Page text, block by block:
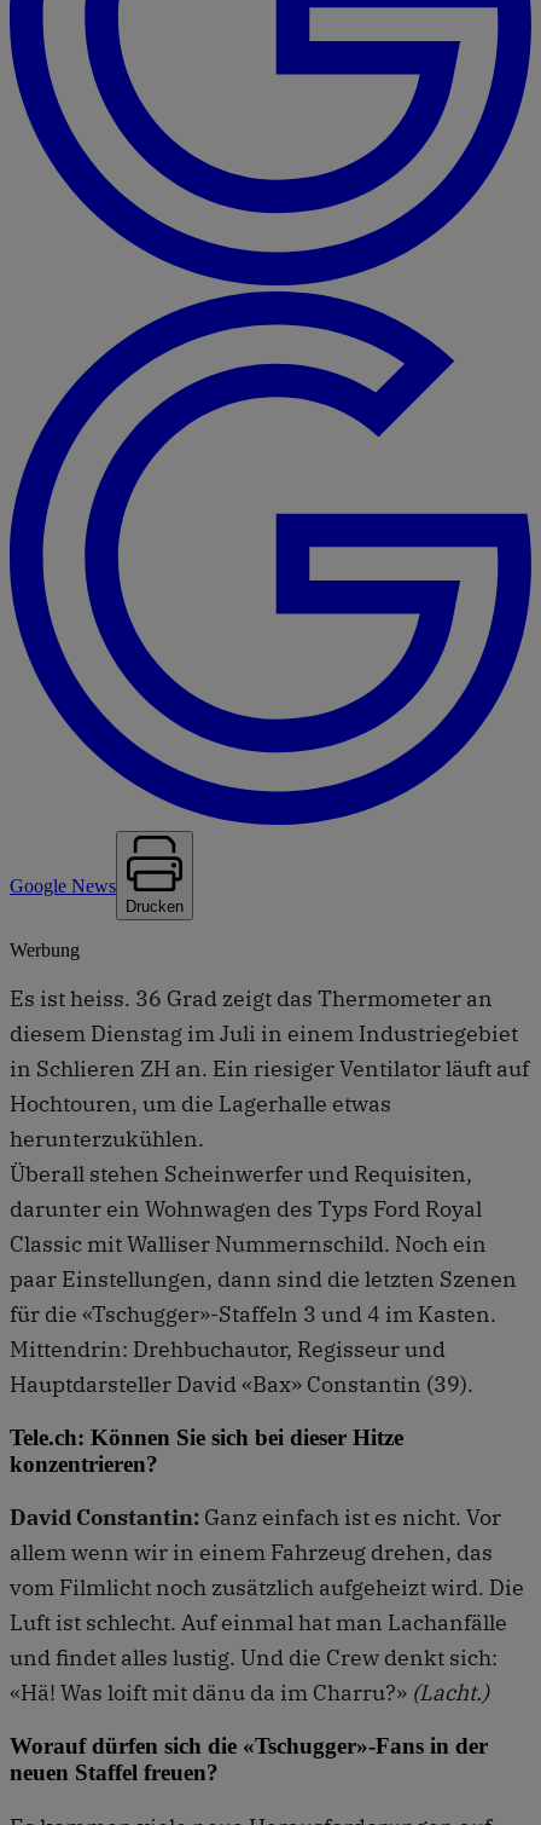
Google News
Drucken
Werbung
Es ist heiss. 36 Grad zeigt das Thermometer an
diesem Dienstag im Juli in einem Industriegebiet
in Schlieren ZH an. Ein riesiger Ventilator läuft auf
Hochtouren, um die Lagerhalle etwas
herunterzukühlen.
Überall stehen Scheinwerfer und Requisiten,
darunter ein Wohnwagen des Typs Ford Royal
Classic mit Walliser Nummernschild. Noch ein
paar Einstellungen, dann sind die letzten Szenen
für die «Tschugger»-Staffeln 3 und 4 im Kasten.
Mittendrin: Drehbuchautor, Regisseur und
Hauptdarsteller David «Bax» Constantin (39).
Tele.ch: Können Sie sich bei dieser Hitze
konzentrieren?
David Constantin: Ganz einfach ist es nicht. Vor
allem wenn wir in einem Fahrzeug drehen, das
vom Filmlicht noch zusätzlich aufgeheizt wird. Die
Luft ist schlecht. Auf einmal hat man Lachanfälle
und findet alles lustig. Und die Crew denkt sich:
«Hä! Was loift mit dänu da im Charru?» (Lacht.)
Worauf dürfen sich die «Tschugger»-Fans in der
neuen Staffel freuen?